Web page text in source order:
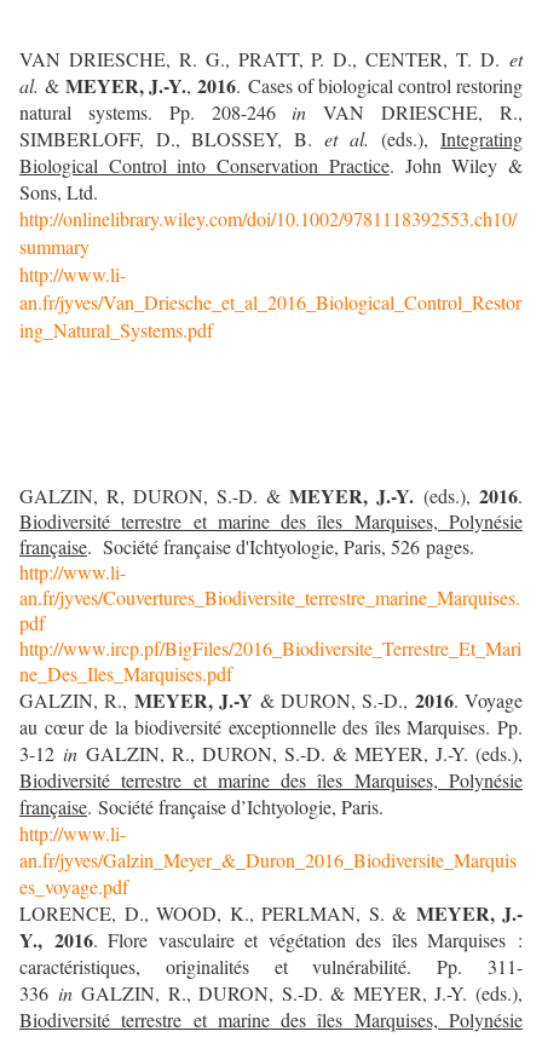
VAN DRIESCHE, R. G., PRATT, P. D., CENTER, T. D. et
al. &MEYER, J.-Y., 2016. Cases of biological control restoring
natural systems. Pp. 208-246 in VAN DRIESCHE, R.,
SIMBERLOFF, D., BLOSSEY, B.et al. (eds.),Integrating
Biological Control into Conservation Practice. John Wiley &
Sons, Ltd.
http://onlinelibrary.wiley.com/doi/10.1002/9781118392553.ch10/
summary
http://www.li-
an.fr/jyves/Van_Driesche_et_al_2016_Biological_Control_Restor
ing_Natural_Systems.pdf
GALZIN, R, DURON, S.-D. & MEYER, J.-Y. (eds.), 2016.
Biodiversité terrestre et marine des îles Marquises, Polynésie
française. Société française d'Ichtyologie, Paris, 526 pages.
http://www.li-
an.fr/jyves/Couvertures_Biodiversite_terrestre_marine_Marquises.
pdf
http://www.ircp.pf/BigFiles/2016_Biodiversite_Terrestre_Et_Mari
ne_Des_Iles_Marquises.pdf
GALZIN, R., MEYER, J.-Y & DURON, S.-D., 2016. Voyage
au cœur de la biodiversité exceptionnelle des îles Marquises. Pp.
3-12 in GALZIN, R., DURON, S.-D. & MEYER, J.-Y. (eds.),
Biodiversité terrestre et marine des îles Marquises, Polynésie
française. Société française d’Ichtyologie, Paris.
http://www.li-
an.fr/jyves/Galzin_Meyer_&_Duron_2016_Biodiversite_Marquis
es_voyage.pdf
LORENCE, D., WOOD, K., PERLMAN, S. & MEYER, J.-
Y., 2016. Flore vasculaire et végétation des îles Marquises :
caractéristiques, originalités et vulnérabilité. Pp. 311-
336 inGALZIN, R., DURON, S.-D. & MEYER, J.-Y. (eds.),
Biodiversité terrestre et marine des îles Marquises, Polynésie